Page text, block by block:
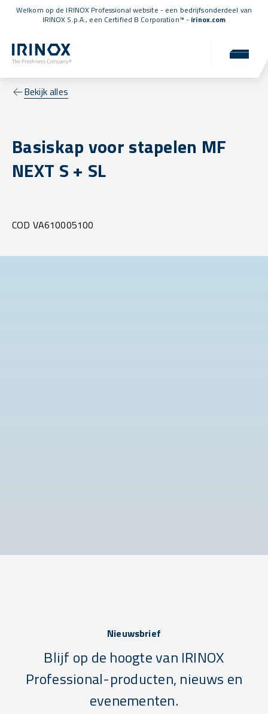
Welkom op de IRINOX Professional website - een bedrijfsonderdeel van
IRINOX S.p.A., een Certified B Corporation™ - irinox.com
Bekijk alles
Basiskap voor stapelen MF
NEXT S + SL
COD VA610005100
Nieuwsbrief
Blijf op de hoogte van IRINOX
Professional-producten, nieuws en
evenementen.